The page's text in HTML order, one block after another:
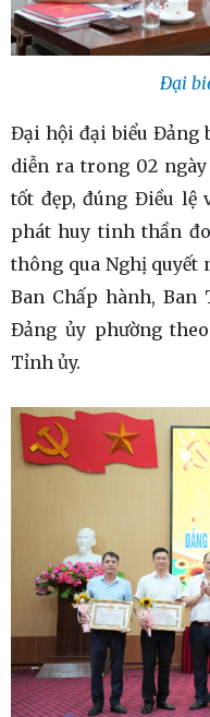
Đại
Đại hội đại biểu Đảng
diễn ra trong 02 ngày
tốt đẹp, đúng Điều lệ
phát huy tinh thần
thông qua Nghị quyết
Ban Chấp hành,
Đảng ủy phường
Tỉnh ủy.